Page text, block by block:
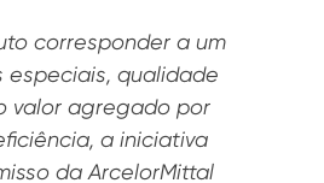
desde 2019 e este tema é
compromisso da nossa
de 2030. Entendemos que é
em parceria com os nossos
não olhando somente para